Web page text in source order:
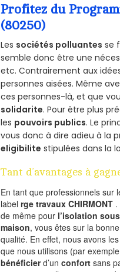
Profitez du
(80250)
Les sociétés polluantes se
semble donc être une
etc. Contrairement aux
personnes aisées. Même
ces personnes-là, et que
solidarite. Pour être plus
les pouvoirs publics. Le
vous donc à dire adieu à la
eligibilite stipulées dans la
Tant d’avantages à
En tant que professionnels sur
labelrge travaux CHIRMONT .
de même pour l’isolation
maison, vous êtes sur la
qualité. En effet, nous avons
que nous utilisons (par
bénéficierd’unconfort sans